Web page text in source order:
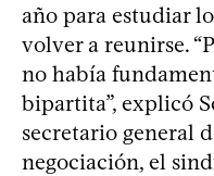
año para estudiar
volver a reunirse.
no había
bipartita”, explicó
secretario general
negociación, el